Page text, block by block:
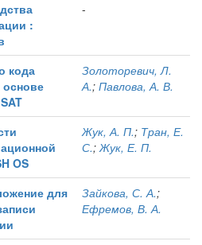
:
-
кода
основе
Золоторевич, Л.
А.; Павлова, А. В.
OS
Жук, А. П.; Тран, Е.
С.;Жук, Е. П.
для
Зайкова, С. А.;
Ефремов, В. А.